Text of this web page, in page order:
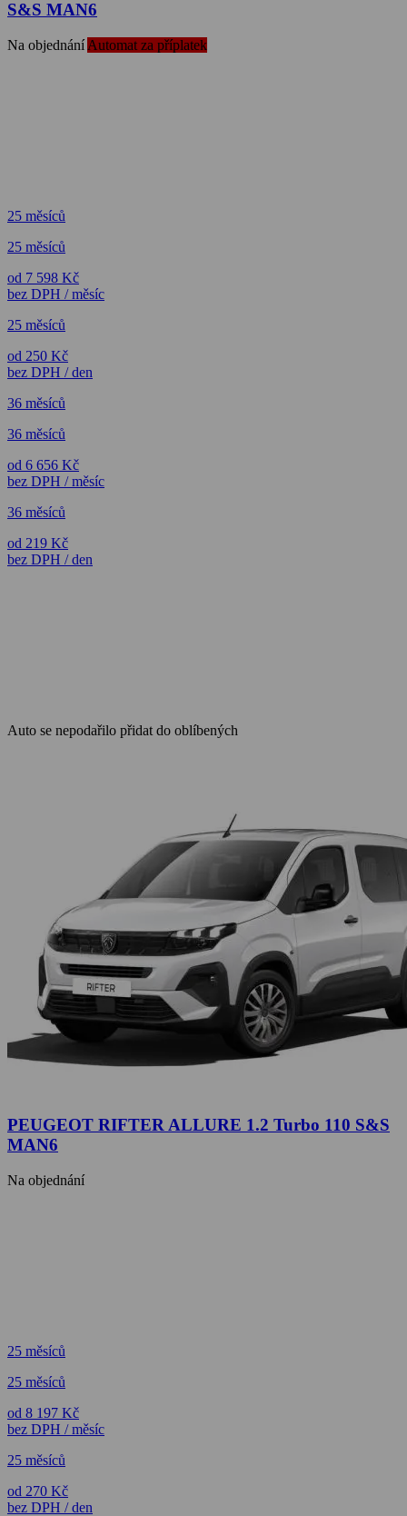
S&S MAN6
Na objednání Automat za příplatek
25 měsíců
25 měsíců
od 7 598 Kč
bez DPH / měsíc
25 měsíců
od 250 Kč
bez DPH / den
36 měsíců
36 měsíců
od 6 656 Kč
bez DPH / měsíc
36 měsíců
od 219 Kč
bez DPH / den
Auto se nepodařilo přidat do oblíbených
PEUGEOT RIFTER ALLURE 1.2 Turbo 110 S&S
MAN6
Na objednání
25 měsíců
25 měsíců
od 8 197 Kč
bez DPH / měsíc
25 měsíců
od 270 Kč
bez DPH / den